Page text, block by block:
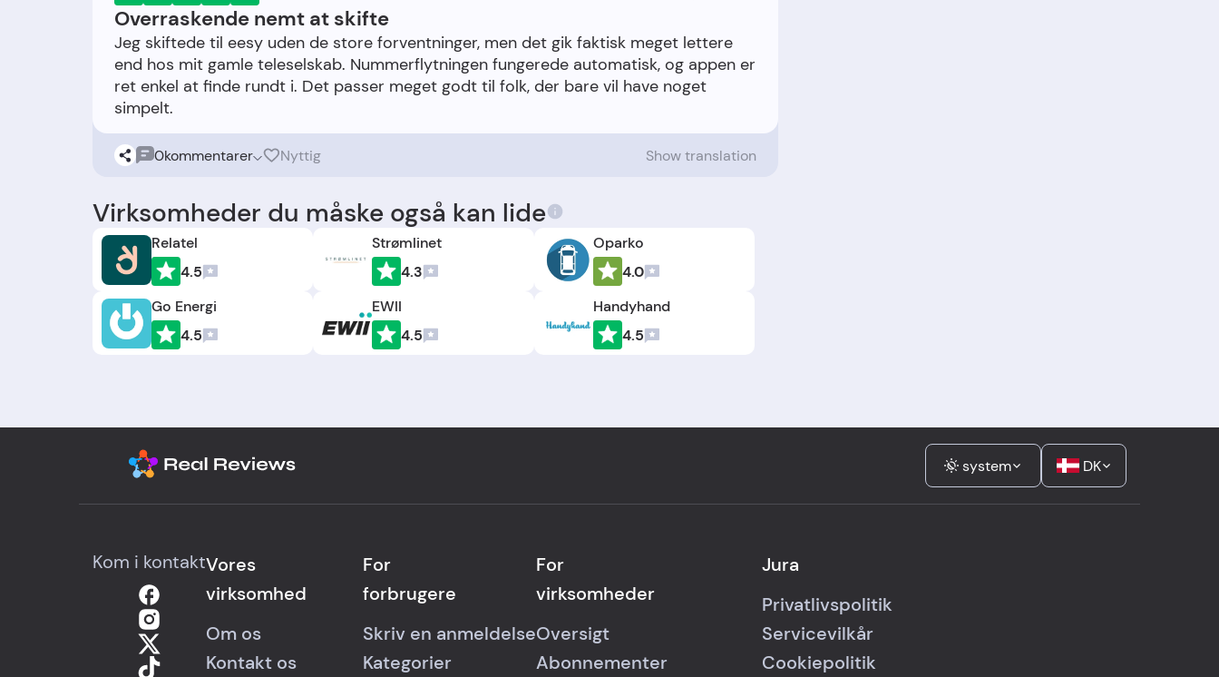
Overraskende nemt at skifte
Jeg skiftede til eesy uden de store forventninger, men det gik faktisk meget lettere
end hos mit gamle teleselskab. Nummerflytningen fungerede automatisk, og appen er
ret enkel at finde rundt i. Det passer meget godt til folk, der bare vil have noget
0kommentarer Nyttig Show translation
Virksomheder du måske også kan lide
Relatel
4.5
Strømlinet
4.3
Oparko
4.0
Go Energi
4.5
EWII
4.5
Handyhand
4.5
system DK
Kom i kontaktVores
virksomhed
Om os
Kontakt os
For
forbrugere
Skriv en anmeldelse
Kategorier
For
virksomheder
Oversigt
Abonnementer
Jura
Privatlivspolitik
Servicevilkår
Cookiepolitik